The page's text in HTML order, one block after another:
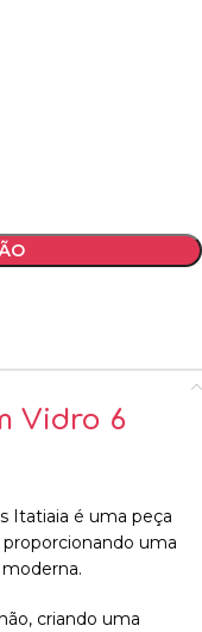
Vidro 6
Itatiaia é uma peça
uma
criando uma